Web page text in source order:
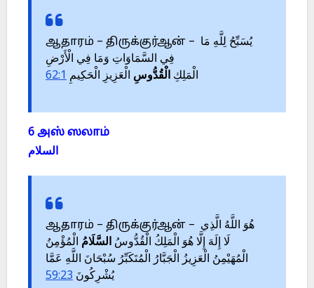
ஆதாரம் – திருக்குர்ஆன் – يُسَبِّحُ لِلَّهِ مَا
فِي السَّمَاوَاتِ وَمَا فِي الْأَرْضِ
الْمَلِكِ الْقُدُّوسِ الْعَزِيزِ الْحَكِيمِ 62:1
6 அஸ் ஸலாம்
ஆதாரம் – திருக்குர்ஆன் – هُوَ اللَّهُ الَّذِي
لَا إِلَهَ إِلَّا هُوَ الْمَلِكُ الْقُدُّوسُ السَّلَامُ الْمُؤْمِنُ
الْمُهَيْمِنُ الْعَزِيزُ الْجَبَّارُ الْمُتَكَبِّرُ سُبْحَانَ اللَّهِ عَمَّا
يُشْرِكُونَ 59:23